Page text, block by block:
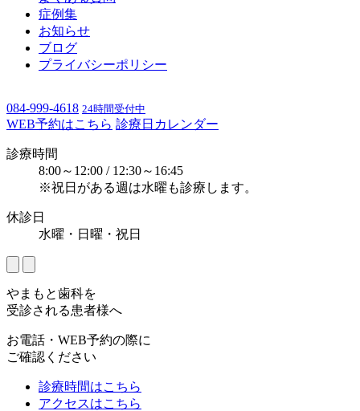
症例集
お知らせ
ブログ
プライバシーポリシー
084-999-4618 24時間受付中
WEB予約はこちら 診療日カレンダー
診療時間
8:00～12:00 / 12:30～16:45
※祝日がある週は水曜も診療します。
休診日
水曜・日曜・祝日
やまもと歯科を
受診される患者様へ
お電話・WEB予約の際に
ご確認ください
診療時間はこちら
アクセスはこちら